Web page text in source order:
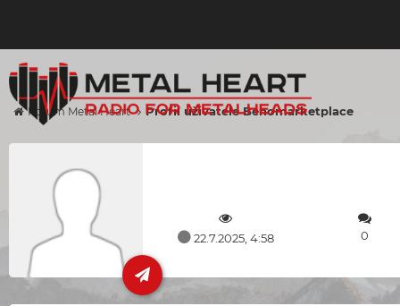
Forum Metal Heart Profil uživatele Benomarketplace
22.7.2025, 4:58 0